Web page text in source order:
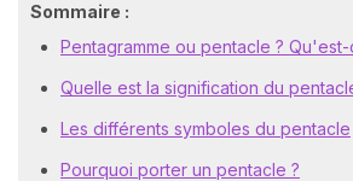
Sommaire :
Pentagramme ou pentacle ?
Quelle est la signification du
Les différents symboles du pentacle
Pourquoi porter un pentacle ?